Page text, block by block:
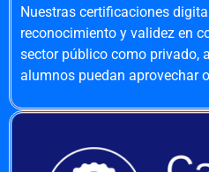
Nuestras certificaciones
reconocimiento y validez en
sector público como privado,
alumnos puedan aprovechar